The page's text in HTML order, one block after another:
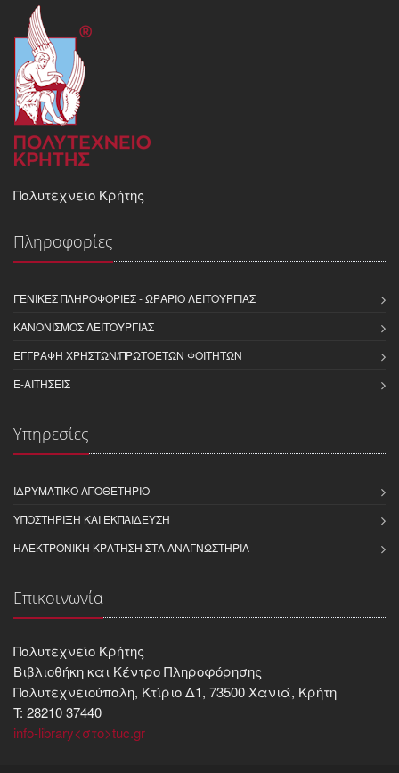
Πολυτεχνείο Κρήτης
Πληροφορίες
ΓΕΝΙΚΈΣ ΠΛΗΡΟΦΟΡΊΕΣ - ΩΡΆΡΙΟ ΛΕΙΤΟΥΡΓΊΑΣ
ΚΑΝΟΝΙΣΜΌΣ ΛΕΙΤΟΥΡΓΊΑΣ
ΕΓΓΡΑΦΉ ΧΡΗΣΤΏΝ/ΠΡΩΤΟΕΤΏΝ ΦΟΙΤΗΤΏΝ
E-ΑΙΤΉΣΕΙΣ
Υπηρεσίες
ΙΔΡΥΜΑΤΙΚΌ ΑΠΟΘΕΤΉΡΙΟ
ΥΠΟΣΤΉΡΙΞΗ ΚΑΙ ΕΚΠΑΊΔΕΥΣΗ
ΗΛΕΚΤΡΟΝΙΚΉ ΚΡΆΤΗΣΗ ΣΤΑ ΑΝΑΓΝΩΣΤΉΡΙΑ
Επικοινωνία
Πολυτεχνείο Κρήτης
Βιβλιοθήκη και Kέντρο Πληροφόρησης
Πολυτεχνειούπολη, Κτίριο Δ1, 73500 Χανιά, Κρήτη
T: 28210 37440
info-library<στο>tuc.gr